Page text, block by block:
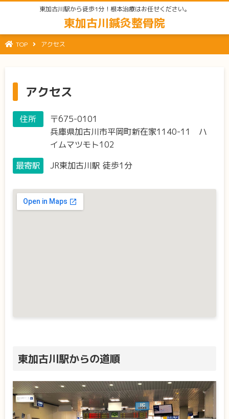
東加古川駅から徒歩1分！根本治療はお任せください。
東加古川鍼灸整骨院
TOP アクセス
アクセス
住所
〒675-0101
兵庫県加古川市平岡町新在家1140-11 ハ
イムマツモト102
最寄駅
JR東加古川駅 徒歩1分
東加古川駅からの道順